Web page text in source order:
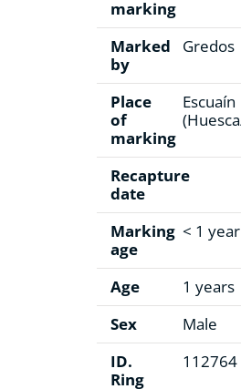
marking
Marked
by
Gredos
Place
of
marking
Escuaín
Recapture
date
Marking
age
< 1 year
Age
1 years
Sex
Male
ID.
Ring
112764